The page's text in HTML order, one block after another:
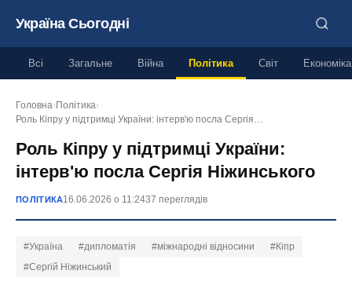
Україна Сьогодні
Всі Загальне Війна Політика Світ Економіка
Головна› Політика›
Роль Кіпру у підтримці України: інтерв'ю посла Сергія…
Роль Кіпру у підтримці України:
інтерв'ю посла Сергія Ніжинського
ПОЛІТИКА16.06.2026 о 11:2437 переглядів
#Україна #дипломатія #міжнародні відносини
#Кіпр
#Сергій Ніжинський